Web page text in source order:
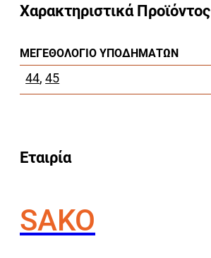
Χαρακτηριστικά Προϊόντος
ΜΕΓΕΘΟΛΌΓΙΟ ΥΠΟΔΗΜΆΤΩΝ
44,45
Εταιρία
SAKO